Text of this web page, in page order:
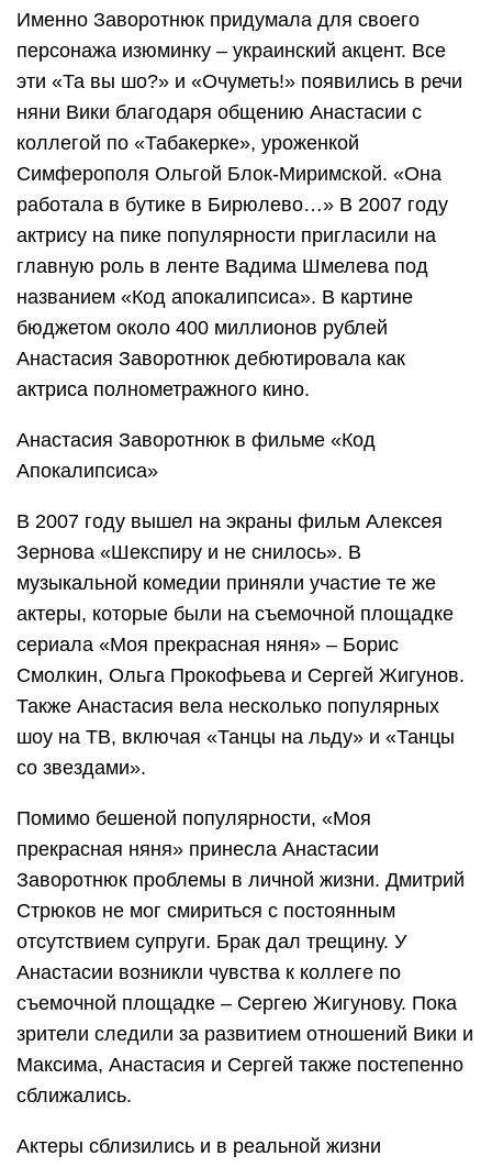
Именно Заворотнюк придумала для своего
персонажа изюминку – украинский акцент. Все
эти «Та вы шо?» и «Очуметь!» появились в речи
няни Вики благодаря общению Анастасии с
коллегой по «Табакерке», уроженкой
Симферополя Ольгой Блок-Миримской. «Она
работала в бутике в Бирюлево…» В 2007 году
актрису на пике популярности пригласили на
главную роль в ленте Вадима Шмелева под
названием «Код апокалипсиса». В картине
бюджетом около 400 миллионов рублей
Анастасия Заворотнюк дебютировала как
актриса полнометражного кино.
Анастасия Заворотнюк в фильме «Код
Апокалипсиса»
В 2007 году вышел на экраны фильм Алексея
Зернова «Шекспиру и не снилось». В
музыкальной комедии приняли участие те же
актеры, которые были на съемочной площадке
сериала «Моя прекрасная няня» – Борис
Смолкин, Ольга Прокофьева и Сергей Жигунов.
Также Анастасия вела несколько популярных
шоу на ТВ, включая «Танцы на льду» и «Танцы
со звездами».
Помимо бешеной популярности, «Моя
прекрасная няня» принесла Анастасии
Заворотнюк проблемы в личной жизни. Дмитрий
Стрюков не мог смириться с постоянным
отсутствием супруги. Брак дал трещину. У
Анастасии возникли чувства к коллеге по
съемочной площадке – Сергею Жигунову. Пока
зрители следили за развитием отношений Вики и
Максима, Анастасия и Сергей также постепенно
сближались.
Актеры сблизились и в реальной жизни